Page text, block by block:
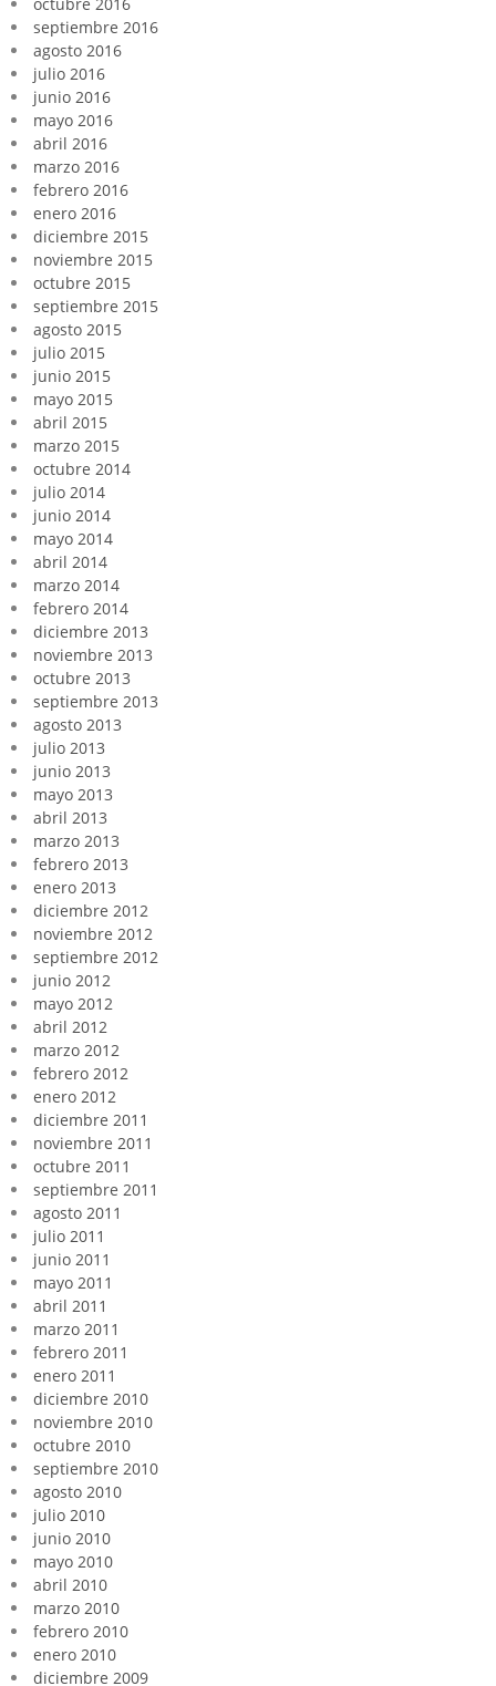
septiembre 2016
agosto 2016
julio 2016
junio 2016
mayo 2016
abril 2016
marzo 2016
febrero 2016
enero 2016
diciembre 2015
noviembre 2015
octubre 2015
septiembre 2015
agosto 2015
julio 2015
junio 2015
mayo 2015
abril 2015
marzo 2015
octubre 2014
julio 2014
junio 2014
mayo 2014
abril 2014
marzo 2014
febrero 2014
diciembre 2013
noviembre 2013
octubre 2013
septiembre 2013
agosto 2013
julio 2013
junio 2013
mayo 2013
abril 2013
marzo 2013
febrero 2013
enero 2013
diciembre 2012
noviembre 2012
septiembre 2012
junio 2012
mayo 2012
abril 2012
marzo 2012
febrero 2012
enero 2012
diciembre 2011
noviembre 2011
octubre 2011
septiembre 2011
agosto 2011
julio 2011
junio 2011
mayo 2011
abril 2011
marzo 2011
febrero 2011
enero 2011
diciembre 2010
noviembre 2010
octubre 2010
septiembre 2010
agosto 2010
julio 2010
junio 2010
mayo 2010
abril 2010
marzo 2010
febrero 2010
enero 2010
diciembre 2009